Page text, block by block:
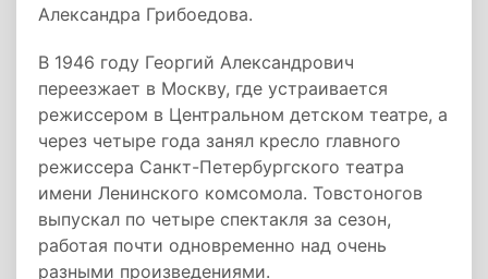
Александра Грибоедова.
В 1946 году Георгий Александрович
переезжает в Москву, где устраивается
режиссером в Центральном детском театре, а
через четыре года занял кресло главного
режиссера Санкт-Петербургского театра
имени Ленинского комсомола. Товстоногов
выпускал по четыре спектакля за сезон,
работая почти одновременно над очень
разными произведениями.